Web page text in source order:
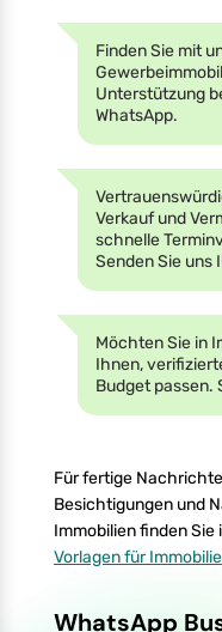
Finden Sie mit
Unterstützung
WhatsApp.
Verkauf und
schnelle
Senden Sie uns
Möchten Sie in
Ihnen,
Budget passen.
Für fertige
Besichtigungen und
Immobilien finden Sie
Vorlagen für
WhatsApp